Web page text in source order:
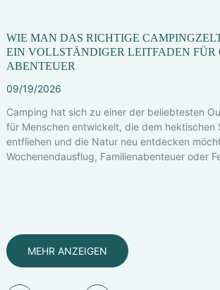
MEHR ANZEIGEN
WIE MAN DAS RICHTIGE
EIN VOLLSTÄNDIGER LEITFADEN FÜR
ABENTEUER
09/19/2026
Camping hat sich zu einer der beliebtesten
für Menschen entwickelt, die dem hektischen
entfliehen und die Natur neu entdecken
Wochenendausflug, Familienabenteuer oder
MEHR ANZEIGEN
MEHR ANZEIGEN
MEHR ANZEIGEN
09 19 2026
MEHR ANZEIGEN